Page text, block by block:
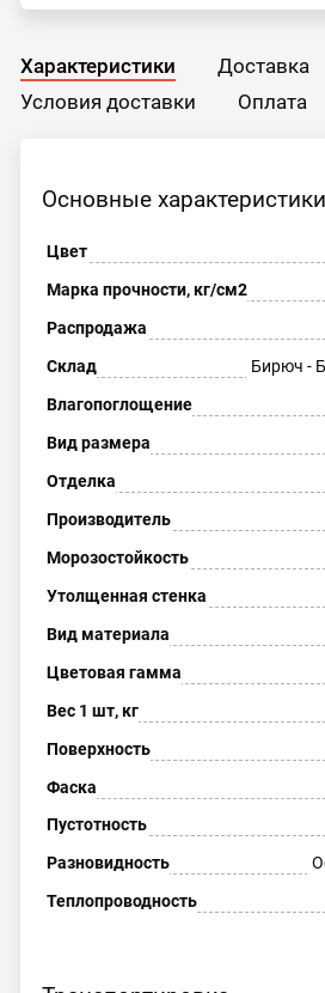
Характеристики
Доставка
Условия доставки
Оплата
Основные
Цвет
Марка прочности, кг/см2
Распродажа
Склад
Бирюч -
Влагопоглощение
Вид размера
Отделка
Производитель
Морозостойкость
Утолщенная стенка
Вид материала
Цветовая гамма
Вес 1 шт, кг
Поверхность
Фаска
Пустотность
Разновидность
Теплопроводность